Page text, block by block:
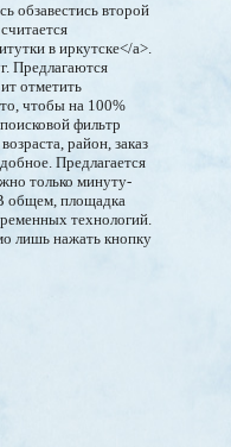
обзавестись второй
в иркутске</a>.
Предлагаются
отметить
чтобы на 100%
фильтр
район, заказ
Предлагается
только минуту-
общем, площадка
технологий.
лишь нажать кнопку